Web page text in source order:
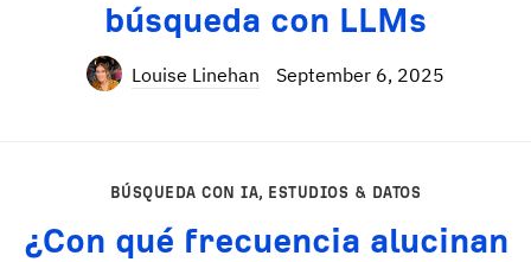
búsqueda con LLMs
Louise Linehan September 6, 2025
BÚSQUEDA CON IA, ESTUDIOS & DATOS
¿Con qué frecuencia alucinan